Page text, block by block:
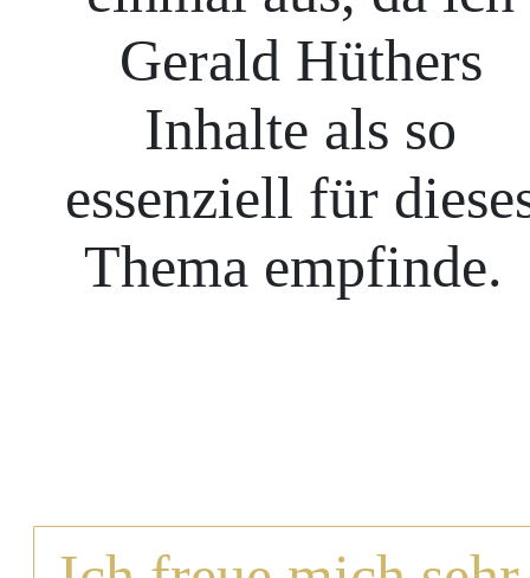
Gerald Hüthers
Inhalte als so
essenziell für
Thema empfinde.